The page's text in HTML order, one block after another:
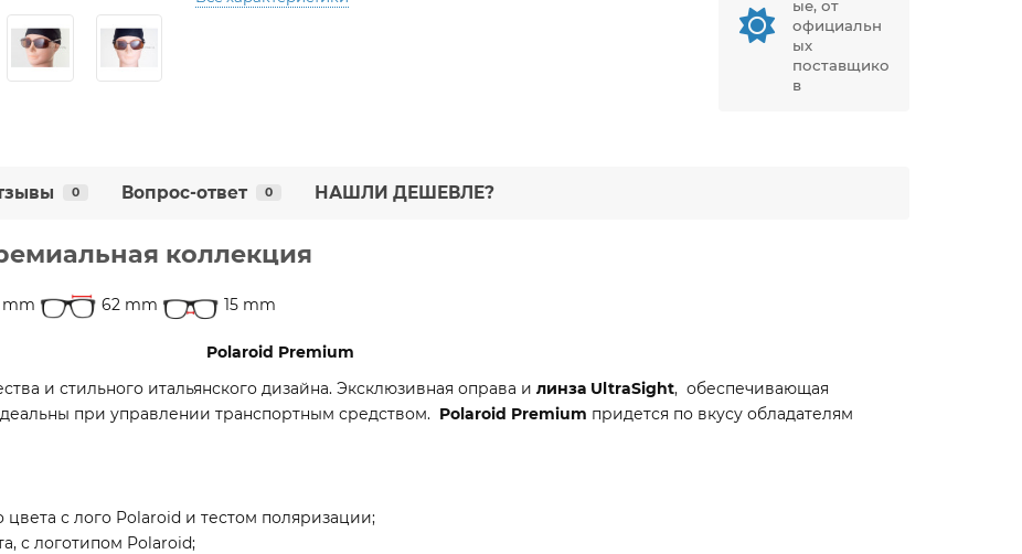
ые, от
официальн
ых
поставщико
в
0 Вопрос-ответ 0 НАШЛИ ДЕШЕВЛЕ?
коллекция
mm 62 mm 15 mm
Polaroid Premium
и стильного итальянского дизайна. Эксклюзивная оправа и линза UltraSight, обеспечивающая
при управлении транспортным средством. Polaroid Premium придется по вкусу обладателям
с лого Polaroid и тестом поляризации;
с логотипом Polaroid;